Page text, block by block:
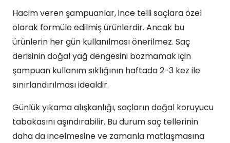
Hacim veren şampuanlar, ince telli saçlara özel
olarak formüle edilmiş ürünlerdir. Ancak bu
ürünlerin her gün kullanılması önerilmez. Saç
derisinin doğal yağ dengesini bozmamak için
şampuan kullanım sıklığının haftada 2-3 kez ile
sınırlandırılması idealdir.
Günlük yıkama alışkanlığı, saçların doğal koruyucu
tabakasını aşındırabilir. Bu durum saç tellerinin
daha da incelmesine ve zamanla matlaşmasına